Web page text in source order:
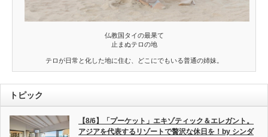
仏教国タイの最果て
止まぬテロの地
テロが日常と化した地に住む、どこにでもいる普通の姉妹。
トピック
【8/6】「プーケット」エキゾティック＆エレガント。
アジアを代表するリゾートで贅沢な休日を！by シンダ